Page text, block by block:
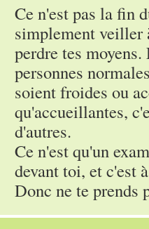
Ce n'est pas la fin
simplement veiller
perdre tes
personnes
soient froides ou
qu'accueillantes,
d'autres.
Ce n'est qu'un
devant toi, et c'est
Donc ne te prends